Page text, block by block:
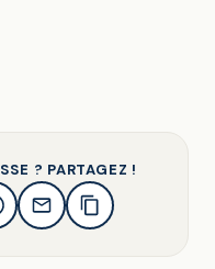
? PARTAGEZ !